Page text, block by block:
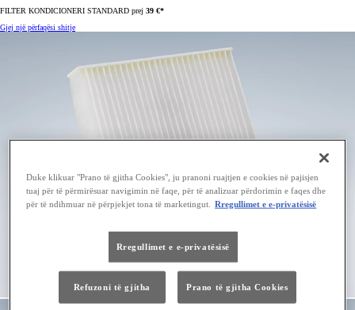
FILTER KONDICIONERI STANDARD prej 39 €*
Gjej një përfaqësi shitje
Duke klikuar "Prano të gjitha Cookies", ju pranoni ruajtjen e cookies në pajisjen
tuaj për të përmirësuar navigimin në faqe, për të analizuar përdorimin e faqes dhe
për të ndihmuar në përpjekjet tona të marketingut.
Rregullimet e e-privatësisë
Rregullimet e e-privatësisë
Refuzoni të gjitha Prano të gjitha Cookies